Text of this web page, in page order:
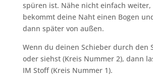
spüren ist. Nähe nicht einfach weiter,
bekommt deine Naht einen Bogen
dann später von außen.
Wenn du deinen Schieber durch den
oder siehst (Kreis Nummer 2), dann
IM Stoff (Kreis Nummer 1).